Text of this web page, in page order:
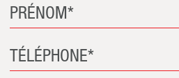
PRÉNOM*
TÉLÉPHONE*